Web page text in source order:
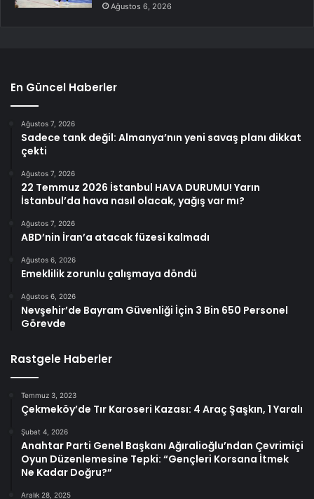
Ağustos 6, 2026
En Güncel Haberler
Ağustos 7, 2026
Sadece tank değil: Almanya’nın yeni savaş planı dikkat
çekti
Ağustos 7, 2026
22 Temmuz 2026 İstanbul HAVA DURUMU! Yarın
İstanbul’da hava nasıl olacak, yağış var mı?
Ağustos 7, 2026
ABD’nin İran’a atacak füzesi kalmadı
Ağustos 6, 2026
Emeklilik zorunlu çalışmaya döndü
Ağustos 6, 2026
Nevşehir’de Bayram Güvenliği İçin 3 Bin 650 Personel
Görevde
Rastgele Haberler
Temmuz 3, 2023
Çekmeköy’de Tır Karoseri Kazası: 4 Araç Şaşkın, 1 Yaralı
Şubat 4, 2026
Anahtar Parti Genel Başkanı Ağıralioğlu’ndan Çevrimiçi
Oyun Düzenlemesine Tepki: “Gençleri Korsana İtmek
Ne Kadar Doğru?”
Aralık 28, 2025